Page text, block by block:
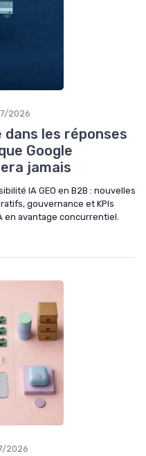
2026
les réponses
Google
jamais
IA GEO en B2B : nouvelles
gouvernance et KPIs
en avantage concurrentiel.
2026